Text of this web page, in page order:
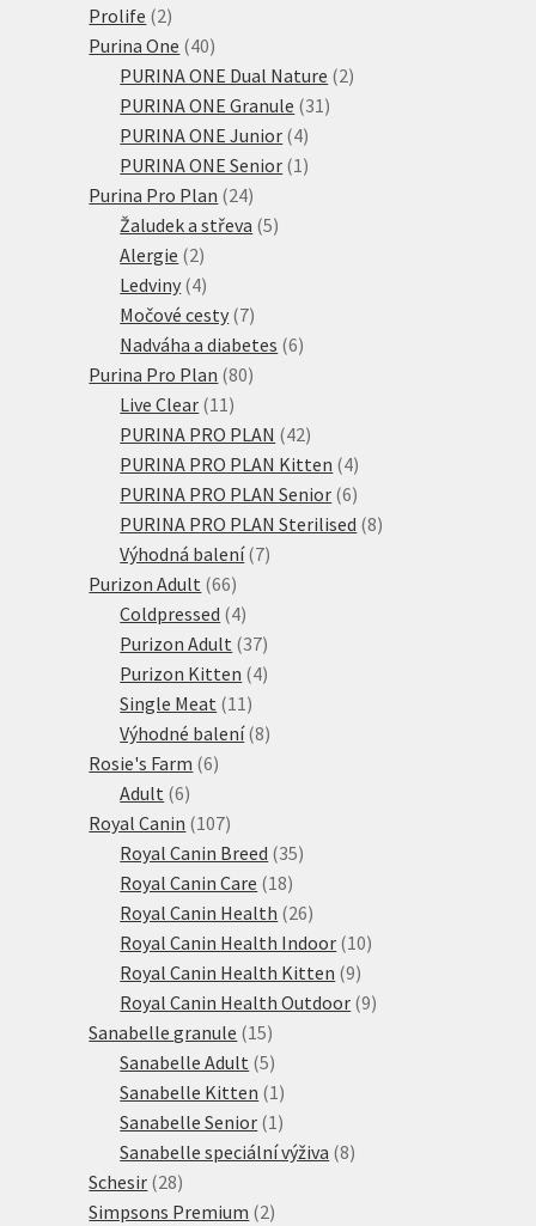
Prolife 22
produkty
Purina One 4040
produktů
PURINA ONE Dual Nature 22
PURINA ONE Granule 31 31
PURINA ONE Junior 44
produkty
PURINA ONE Senior 1 1
Purina Pro Plan 2424
produktů
Žaludek a střeva 55
Alergie 22
produkty
Ledviny 44
produkty
Močové cesty 77
produktů
Nadváha a diabetes 66
Purina Pro Plan 8080
Live Clear 11 11
produktů
PURINA PRO PLAN 4242
produktů
PURINA PRO PLAN Kitten 44
produkty
PURINA PRO PLAN Senior 66
produktů
PURINA PRO PLAN Sterilised 88
Výhodná balení 77
Purizon Adult 6666
produktů
Coldpressed 44
produkty
Purizon Adult 3737
produktů
Purizon Kitten 44
Single Meat 11 11
produktů
Výhodné balení 88
Rosie's Farm 66
Adult 66
produktů
Royal Canin 107107
produktů
Royal Canin Breed 3535
Royal Canin Care 1818
produktů
Royal Canin Health 2626
produktů
Royal Canin Health Indoor 1010
Royal Canin Health Kitten 99
produktů
Royal Canin Health Outdoor 99
Sanabelle granule 1515
produktů
Sanabelle Adult 55
produktů
Sanabelle Kitten 1 1
produkt
Sanabelle Senior 1 1
produkt
Sanabelle speciální výživa 88
Schesir 2828
produktů
Simpsons Premium 22